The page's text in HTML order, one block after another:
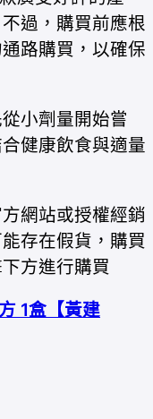
過，購買前應根
路購買，以確保
小劑量開始嘗
健康飲食與適量
網站或授權經銷
存在假貨，購買
方進行購買
1盒【黃建